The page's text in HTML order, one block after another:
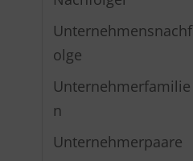
Unternehmensnachf
olge
Unternehmerfamilie
n
Unternehmerpaare